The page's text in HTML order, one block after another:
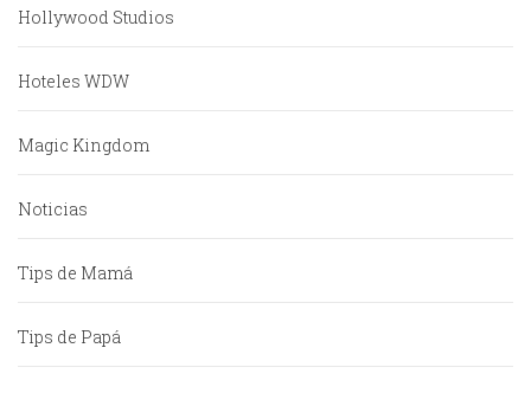
Hollywood Studios
Hoteles WDW
Magic Kingdom
Noticias
Tips de Mamá
Tips de Papá